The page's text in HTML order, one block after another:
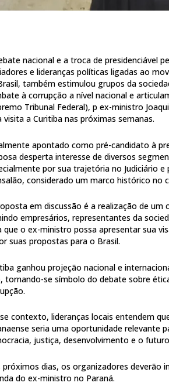
nacional e a troca de presidenciável
e lideranças políticas ligadas ao
também estimulou grupos da
à corrupção a nível nacional e
Tribunal Federal), p ex-ministro
visita a Curitiba nas próximas semanas.
apontado como pré-candidato à
desperta interesse de diversos
por sua trajetória no Judiciário
considerado um marco histórico no
em discussão é a realização de
empresários, representantes da
que o ex-ministro possa apresentar sua
suas propostas para o Brasil.
ganhou projeção nacional e
tornando-se símbolo do debate sobre
contexto, lideranças locais entendem
seria uma oportunidade relevante
justiça, desenvolvimento e o
próximos dias, os organizadores deverão
do ex-ministro no Paraná.